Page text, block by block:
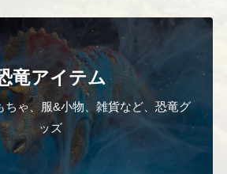
竜アイテム
ちゃ、服&小物、雑貨など、恐竜グ
ッズ